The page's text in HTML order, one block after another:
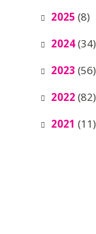
2025 (8)
2024(34)
2023 (56)
2022 (82)
2021 (11)